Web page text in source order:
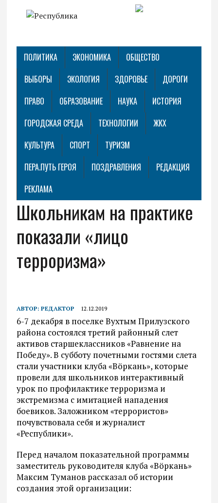
ПОЛИТИКА ЭКОНОМИКА
ОБЩЕСТВО
ВЫБОРЫ
ЭКОЛОГИЯ ЗДОРОВЬЕ
ДОРОГИ
ПРАВО
ОБРАЗОВАНИЕ НАУКА
ИСТОРИЯ
ГОРОДСКАЯ СРЕДА
ТЕХНОЛОГИИ
ЖКХ
КУЛЬТУРА
СПОРТ
ТУРИЗМ
ПЕРА.ПУТЬ ГЕРОЯ
ПОЗДРАВЛЕНИЯ
РЕДАКЦИЯ
РЕКЛАМА
Школьникам на практике
показали «лицо
терроризма»
АВТОР: РЕДАКТОР 12.12.2019
6-7 декабря в поселке Вухтым Прилузского
района состоялся третий районный слет
активов старшеклассников «Равнение на
Победу». В субботу почетными гостями слета
стали участники клуба «Вöркань», которые
провели для школьников интерактивный
урок по профилактике терроризма и
экстремизма с имитацией нападения
боевиков. Заложником «террористов»
почувствовала себя и журналист
«Республики».
Перед началом показательной программы
заместитель руководителя клуба «Вöркань»
Максим Туманов рассказал об истории
создания этой организации: